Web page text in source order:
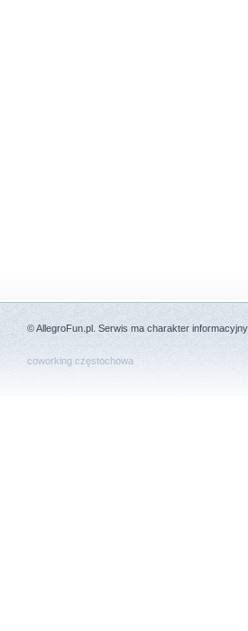
©AllegroFun.pl . Serwis ma charakter informacyjny.
coworking częstochowa